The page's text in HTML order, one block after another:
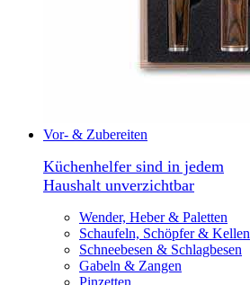
Vor- & Zubereiten
Küchenhelfer sind in jedem
Haushalt unverzichtbar
Wender, Heber & Paletten
Schaufeln, Schöpfer & Kellen
Schneebesen & Schlagbesen
Gabeln & Zangen
Pinzetten